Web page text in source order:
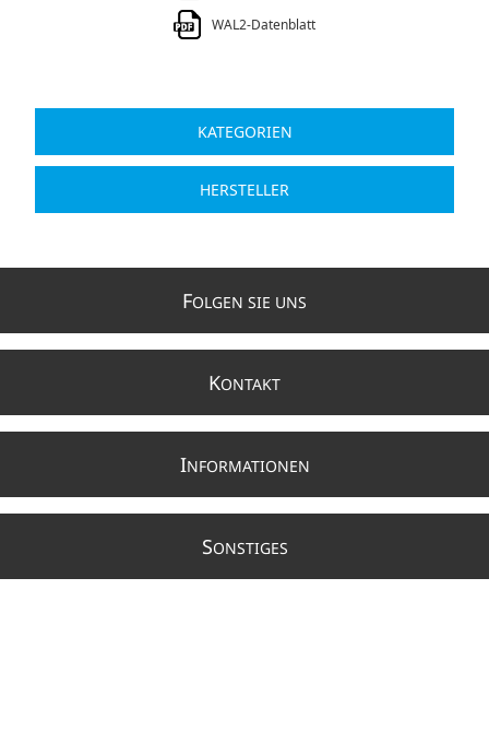
WAL2-Datenblatt
KATEGORIEN
HERSTELLER
FOLGEN SIE UNS
KONTAKT
INFORMATIONEN
SONSTIGES